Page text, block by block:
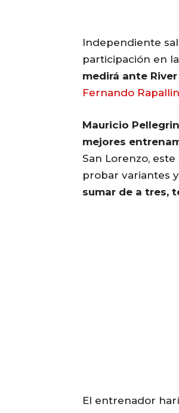
Independiente
participación en
medirá ante
Fernando
Mauricio
mejores
San Lorenzo,
probar variantes
sumar de a tres,
El entrenador